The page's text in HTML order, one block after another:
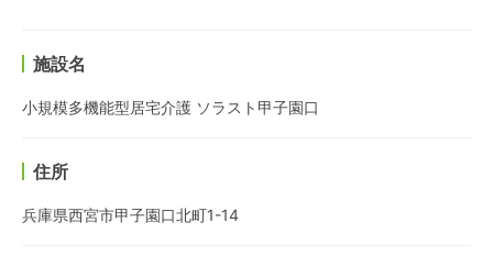
施設名
小規模多機能型居宅介護 ソラスト甲子園口
住所
兵庫県西宮市甲子園口北町1-14